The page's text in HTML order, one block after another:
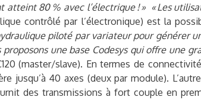
80 % avec l’électrique ! » « Les
contrôlé par l’électronique) est la
piloté par variateur pour générer
proposons une base Codesys qui offre une
(master/slave). En termes de
jusqu’à 40 axes (deux par module).
des transmissions à fort couple en